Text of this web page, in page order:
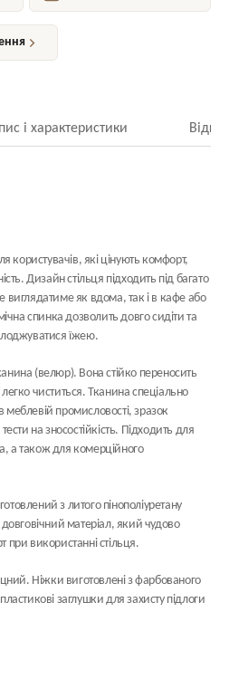
і характеристики
користувачів, які цінують комфорт,
Дизайн стільця підходить під багато
виглядатиме як вдома, так і в кафе або
спинка дозволить довго сидіти та
їжею.
(велюр). Вона стійко переносить
чиститься. Тканина спеціально
промисловості, зразок
на зносостійкість. Підходить для
а також для комерційного
з литого пінополіуретану
матеріал, який чудово
використанні стільця.
Ніжки виготовлені з фарбованого
заглушки для захисту підлоги